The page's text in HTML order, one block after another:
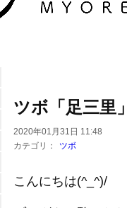
ツボ「足三里」
2020年01月31日 11:48
カテゴリ：
ツボ
こんにちは(^_^)/